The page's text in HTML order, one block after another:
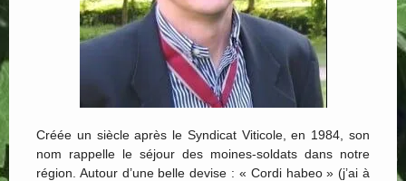
Créée un siècle après le Syndicat Viticole, en 1984, son
nom rappelle le séjour des moines-soldats dans notre
région. Autour d’une belle devise : « Cordi habeo » (j’ai à